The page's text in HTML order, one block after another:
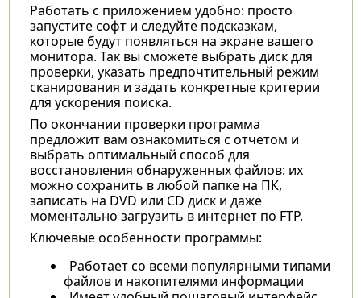
Работать с приложением удобно: просто
запустите софт и следуйте подсказкам,
которые будут появляться на экране вашего
монитора. Так вы сможете выбрать диск для
проверки, указать предпочтительный режим
сканирования и задать конкретные критерии
для ускорения поиска.
По окончании проверки программа
предложит вам ознакомиться с отчетом и
выбрать оптимальный способ для
восстановления обнаруженных файлов: их
можно сохранить в любой папке на ПК,
записать на DVD или CD диск и даже
моментально загрузить в интернет по FTP.
Ключевые особенности программы:
Работает со всеми популярными типами
файлов и накопителями информации